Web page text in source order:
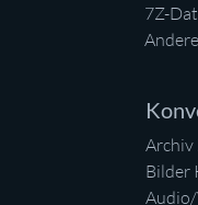
7Z-
Archiv
Bilder